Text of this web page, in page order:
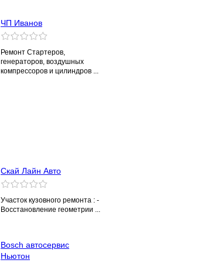
ЧП Иванов
Ремонт Стартеров,
генераторов, воздушных
компрессоров и цилиндров ...
Скай Лайн Авто
Участок кузовного ремонта : -
Восстановление геометрии ...
Bosch автосервис
Ньютон